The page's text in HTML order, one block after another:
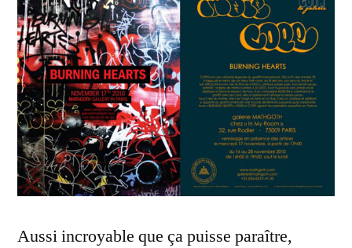
Hearts”
Aussi incroyable que ça puisse paraître,